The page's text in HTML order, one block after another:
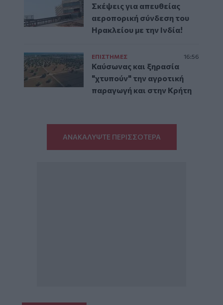
Σκέψεις για απευθείας
αεροπορική σύνδεση του
Ηρακλείου με την Ινδία!
ΕΠΙΣΤΗΜΕΣ 16:56
Καύσωνας και ξηρασία
"χτυπούν" την αγροτική
παραγωγή και στην Κρήτη
ΑΝΑΚΑΛΥΨΤΕ ΠΕΡΙΣΣΟΤΕΡΑ